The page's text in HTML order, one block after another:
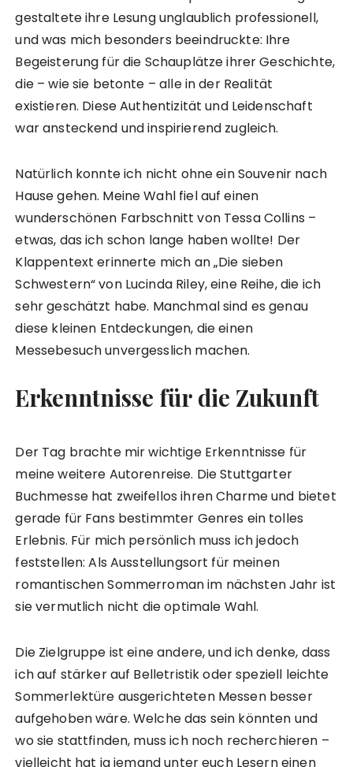
gestaltete ihre Lesung unglaublich professionell,
und was mich besonders beeindruckte: Ihre
Begeisterung für die Schauplätze ihrer Geschichte,
die – wie sie betonte – alle in der Realität
existieren. Diese Authentizität und Leidenschaft
war ansteckend und inspirierend zugleich.
Natürlich konnte ich nicht ohne ein Souvenir nach
Hause gehen. Meine Wahl fiel auf einen
wunderschönen Farbschnitt von Tessa Collins –
etwas, das ich schon lange haben wollte! Der
Klappentext erinnerte mich an „Die sieben
Schwestern“ von Lucinda Riley, eine Reihe, die ich
sehr geschätzt habe. Manchmal sind es genau
diese kleinen Entdeckungen, die einen
Messebesuch unvergesslich machen.
Erkenntnisse für die Zukunft
Der Tag brachte mir wichtige Erkenntnisse für
meine weitere Autorenreise. Die Stuttgarter
Buchmesse hat zweifellos ihren Charme und bietet
gerade für Fans bestimmter Genres ein tolles
Erlebnis. Für mich persönlich muss ich jedoch
feststellen: Als Ausstellungsort für meinen
romantischen Sommerroman im nächsten Jahr ist
sie vermutlich nicht die optimale Wahl.
Die Zielgruppe ist eine andere, und ich denke, dass
ich auf stärker auf Belletristik oder speziell leichte
Sommerlektüre ausgerichteten Messen besser
aufgehoben wäre. Welche das sein könnten und
wo sie stattfinden, muss ich noch recherchieren –
vielleicht hat ja jemand unter euch Lesern einen